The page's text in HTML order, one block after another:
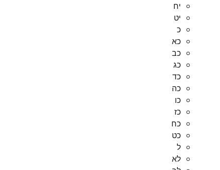
יח
יט
כ
כא
כב
כג
כד
כה
כו
כז
כח
כט
ל
לא